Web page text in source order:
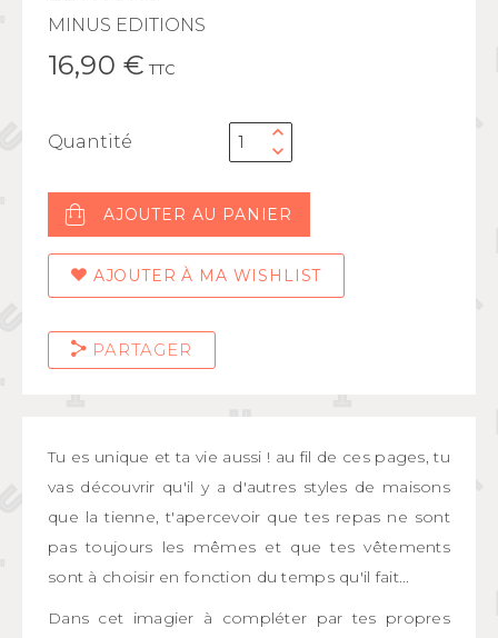
MINUS EDITIONS
16,90 € TTC
Quantité
AJOUTER AU PANIER
AJOUTER À MA WISHLIST
PARTAGER
Tu es unique et ta vie aussi ! au fil de ces pages, tu
vas découvrir qu'il y a d'autres styles de maisons
que la tienne, t'apercevoir que tes repas ne sont
pas toujours les mêmes et que tes vêtements
sont à choisir en fonction du temps qu'il fait...
Dans cet imagier à compléter par tes propres